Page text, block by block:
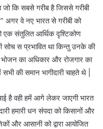
कि सबसे गरीब है जिससे गरीबी
वे नए भारत से गरीबी को
एक संतुलित आर्थिक दृश्टिकोण
स प्रभावित था किन्तु उनके की
का अधिकार और रोजगार का
की समान भागीदारी चाहते थे |
है वही हमें आगे लेकर जाएगी भारत
हमारी धन संपदा को किसानों और
और आसानी को द्वारा आयोजित